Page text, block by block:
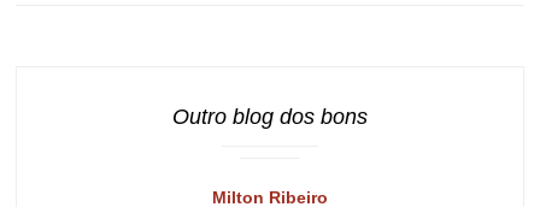
Outro blog dos bons
Milton Ribeiro